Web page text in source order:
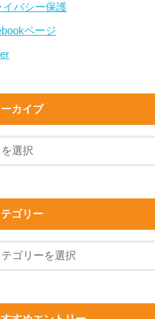
イバシー保護
ページ
カイブ
テゴリー